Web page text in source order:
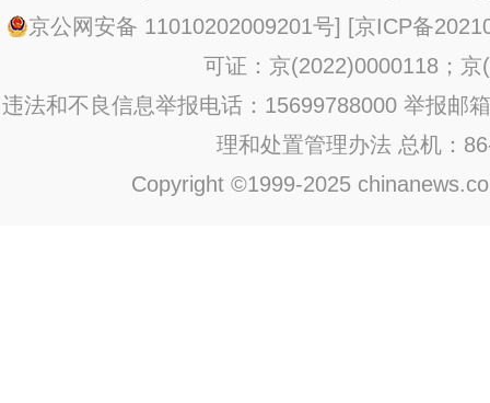
京公网安备 11010202009201号] [京ICP备
可证：京(2022)0000118；京
违法和不良信息举报电话：15699788000 举报邮
理和处置管理办法 总机：
Copyright ©1999-2025